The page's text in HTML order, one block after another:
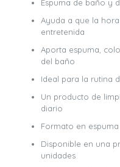
Espuma de baño y
Ayuda a que la
entretenida
Aporta espuma,
del baño
Ideal para la rutina
Un producto de
diario
Formato en
Disponible en una
unidades